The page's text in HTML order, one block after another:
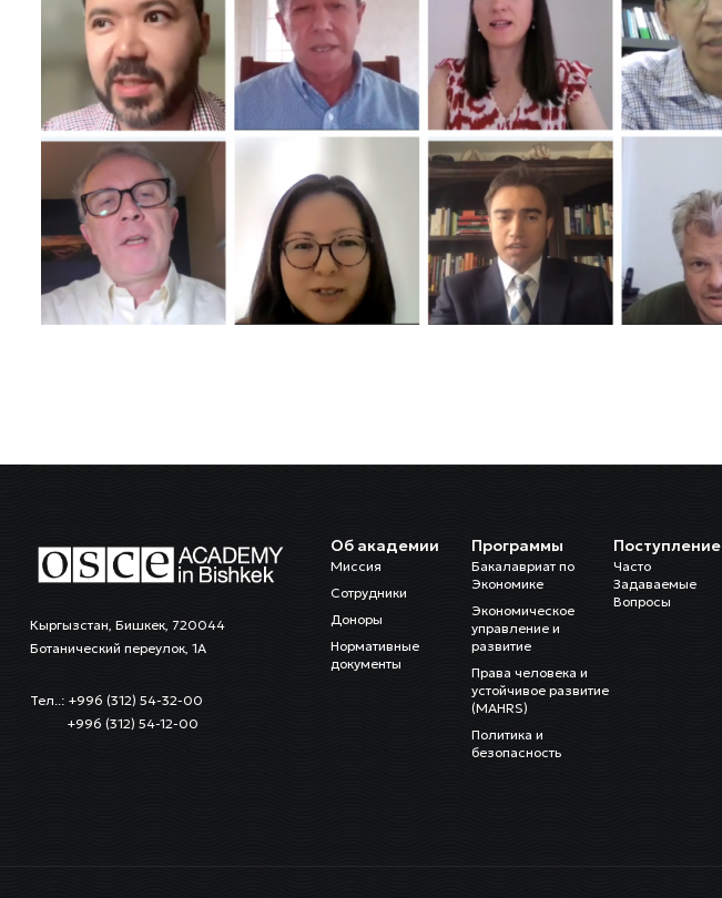
Кыргызстан, Бишкек, 720044
Ботанический переулок, 1А
Тел..: +996 (312) 54-32-00
+996 (312) 54-12-00
Об академии
Миссия
Сотрудники
Доноры
Нормативные
документы
Программы
Бакалавриат по
Экономике
Экономическое
управление и
развитие
Права человека и
устойчивое развитие
(MAHRS)
Политика и
безопасность
Поступление
Часто
Задаваемые
Вопросы